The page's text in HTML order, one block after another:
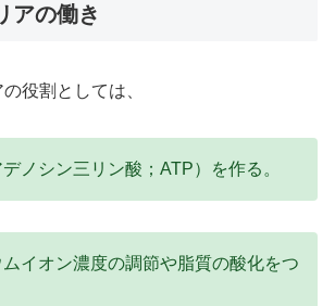
アの働き
役割としては、
ノシン三リン酸；ATP）を作る。
イオン濃度の調節や脂質の酸化をつ